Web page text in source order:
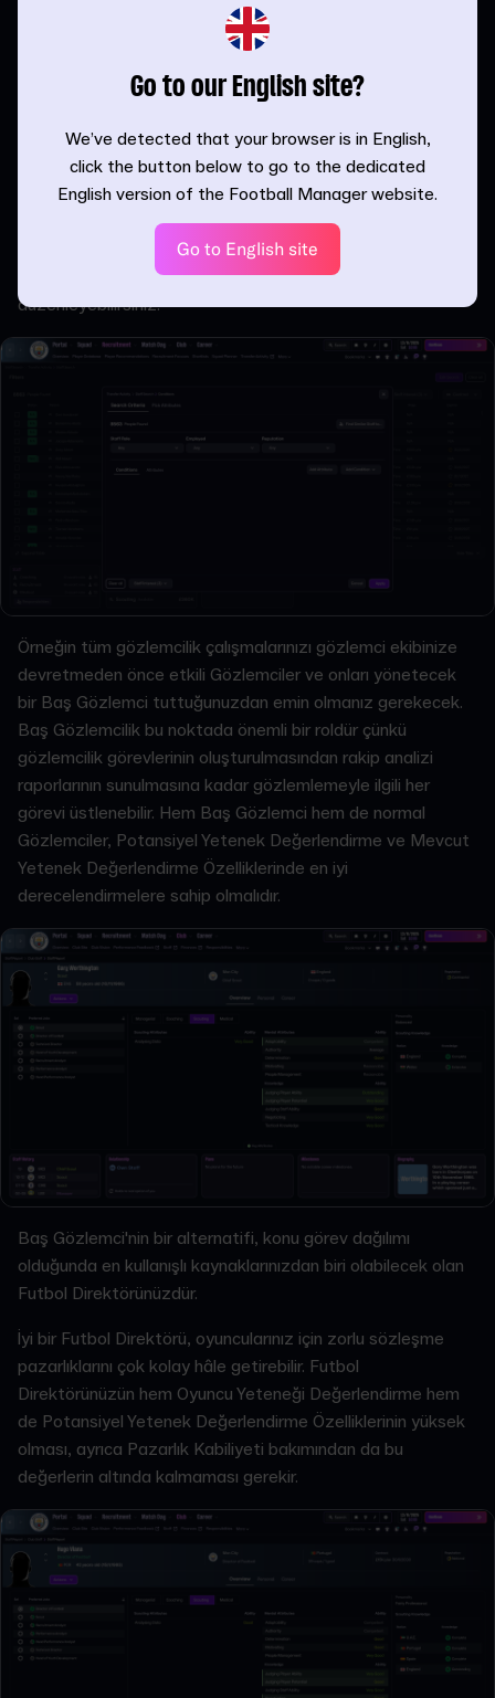
personel pozisyonlarını doldurmak, teknik heyetinizi birden
fazla sezon boyunca yükselttiğiniz ve genişlettiğiniz uzun
personellere göz atmak kullanışlı bir tüyo olabilir çünkü
sezon sonları, pek çok personel sözleşmesinin sona erdiği
ve daha büyük bir aday havuzuna erişebileceğiniz
zamanlardır. Personel arama aracı bunun için harikadır.
Uyrukları ve taktiksel tercihleri de dâhil olmak üzere, arama
parametrelerinizi doğrudan aradığınız personellere göre
düzenleyebilirsiniz.
Örneğin tüm gözlemcilik çalışmalarınızı gözlemci ekibinize
devretmeden önce etkili Gözlemciler ve onları yönetecek
bir Baş Gözlemci tuttuğunuzdan emin olmanız gerekecek.
Baş Gözlemcilik bu noktada önemli bir roldür çünkü
gözlemcilik görevlerinin oluşturulmasından rakip analizi
raporlarının sunulmasına kadar gözlemlemeyle ilgili her
görevi üstlenebilir. Hem Baş Gözlemci hem de normal
Gözlemciler, Potansiyel Yetenek Değerlendirme ve Mevcut
Yetenek Değerlendirme Özelliklerinde en iyi
derecelendirmelere sahip olmalıdır.
Baş Gözlemci'nin bir alternatifi, konu görev dağılımı
olduğunda en kullanışlı kaynaklarınızdan biri olabilecek olan
Futbol Direktörünüzdür.
İyi bir Futbol Direktörü, oyuncularınız için zorlu sözleşme
pazarlıklarını çok kolay hâle getirebilir. Futbol
Direktörünüzün hem Oyuncu Yeteneği Değerlendirme hem
de Potansiyel Yetenek Değerlendirme Özelliklerinin yüksek
olması, ayrıca Pazarlık Kabiliyeti bakımından da bu
değerlerin altında kalmaması gerekir.
Go to our English site?
We’ve detected that your browser is in English,
click the button below to go to the dedicated
English version of the Football Manager website.
Go to English site